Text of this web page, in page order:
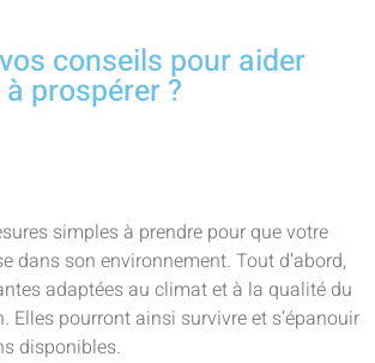
conseils pour aider
prospérer ?
simples à prendre pour que votre
dans son environnement. Tout d’abord,
adaptées au climat et à la qualité du
Elles pourront ainsi survivre et s’épanouir
disponibles.